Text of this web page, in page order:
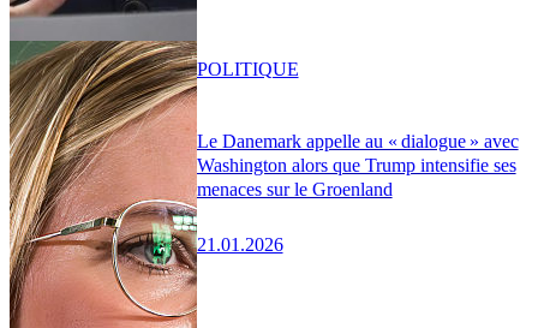
Le Danemark appelle au « dialogue » avec
Washington alors que Trump intensifie ses
menaces sur le Groenland
21.01.2026
POLITIQUE